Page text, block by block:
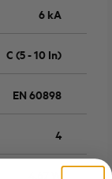
6 kA
C (5 - 10 In)
EN 60898
4